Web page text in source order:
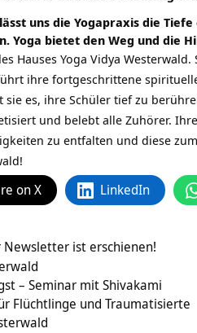
uns die Yogapraxis die
Yoga bietet den Weg und die
Hauses Yoga Vidya
ihre fortgeschrittene
es, ihre Schüler tief zu
und belebt alle Zuhörer.
zu entfalten und diese
on X LinkedIn
Newsletter ist erschienen!
– Seminar mit Shivakami
Flüchtlinge und Traumatisierte